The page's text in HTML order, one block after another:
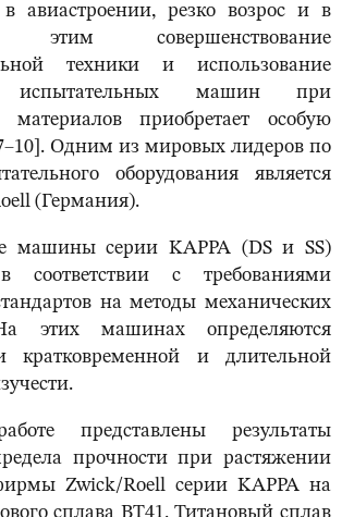
авиастроении, резко возрос и в
совершенствование
техники и использование
испытательных машин при
материалов приобретает особую
Одним из мировых лидеров по
оборудования является
(Германия).
машины серии KAPPA (DS и SS)
соответствии с требованиями
на методы механических
этих машинах определяются
кратковременной и длительной
представлены результаты
прочности при растяжении
Zwick/Roell серии KAPPA на